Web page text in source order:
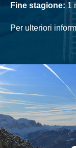
Fine stagione: 1
Per ulteriori